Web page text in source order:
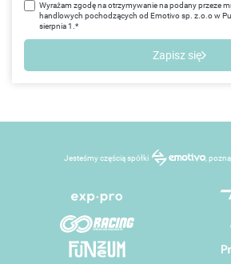
Wyrażam zgodę na otrzymywanie na podany przeze
handlowych pochodzących od Emotivo sp. z.o.o w
sierpnia 1.*
Zapisz się
Jesteśmy częścią spółki ,